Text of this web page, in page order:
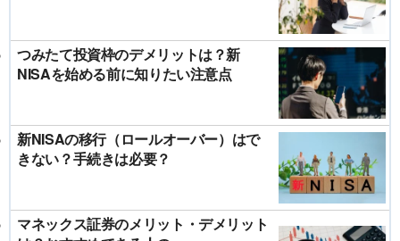
つみたて投資枠のデメリットは？新
NISAを始める前に知りたい注意点
新NISAの移行（ロールオーバー）はで
きない？手続きは必要？
マネックス証券のメリット・デメリット